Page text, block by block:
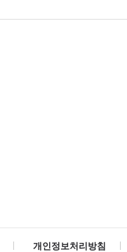
개인정보처리방침